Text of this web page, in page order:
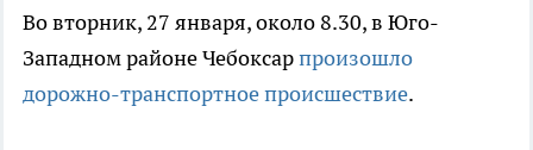
Во вторник, 27 января, около 8.30, в Юго-
Западном районе Чебоксарпроизошло
дорожно-транспортное происшествие.